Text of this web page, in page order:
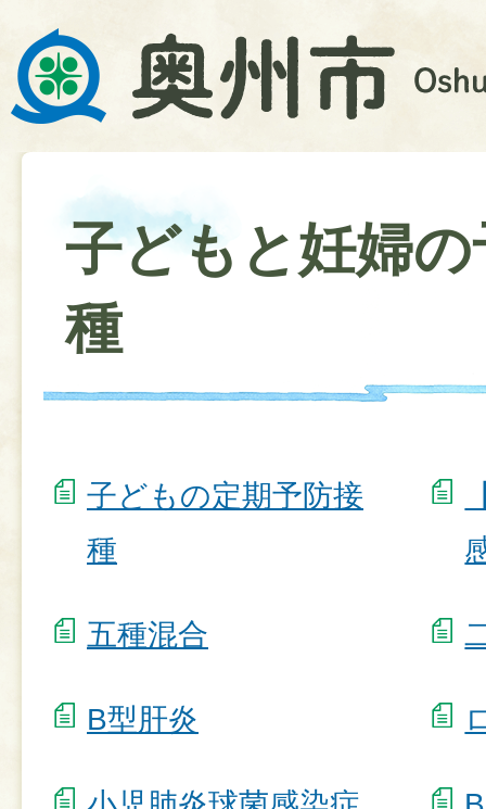
子どもと妊婦
種
子どもの定期予防接
種
五種混合
B型肝炎